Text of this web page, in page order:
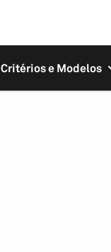
Critérios e Modelos